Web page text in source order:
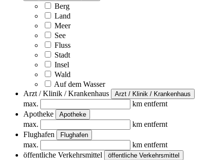
Berg
Land
Meer
See
Fluss
Stadt
Insel
Wald
Auf dem Wasser
Arzt / Klinik / Krankenhaus
Arzt / Klinik / Krankenhaus
max.
km entfernt
Apotheke
Apotheke
max.
km entfernt
Flughafen
Flughafen
max.
km entfernt
öffentliche Verkehrsmittel
öffentliche Verkehrsmittel